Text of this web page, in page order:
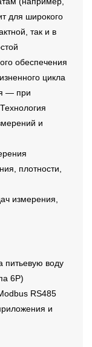
для широкого
так и в
обеспечения
цикла
— при
и
плотности,
измерения,
питьевую воду
6P)
RS485
и